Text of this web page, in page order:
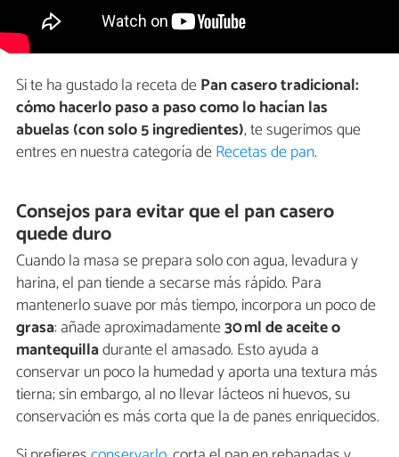
Si te ha gustado la receta dePan casero tradicional:
cómo hacerlo paso a paso como lo hacían las
abuelas (con solo 5 ingredientes), te sugerimos que
entres en nuestra categoría deRecetas de pan.
Consejos para evitar que el pan casero
quede duro
Cuando la masa se prepara solo con agua, levadura y
harina, el pan tiende a secarse más rápido. Para
mantenerlo suave por más tiempo, incorpora un poco de
grasa: añade aproximadamente30 ml de aceite o
mantequilladurante el amasado. Esto ayuda a
conservar un poco la humedad y aporta una textura más
tierna; sin embargo, al no llevar lácteos ni huevos, su
conservación es más corta que la de panes enriquecidos.